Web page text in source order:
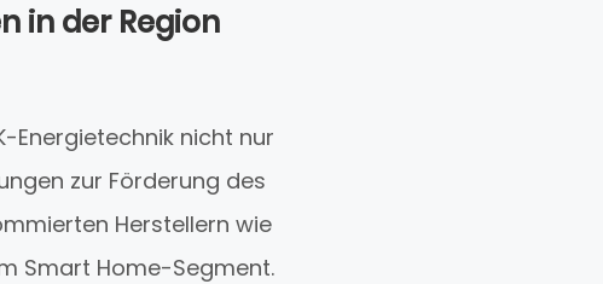
in der Region
Energietechnik nicht nur
zur Förderung des
Herstellern wie
Smart Home-Segment.